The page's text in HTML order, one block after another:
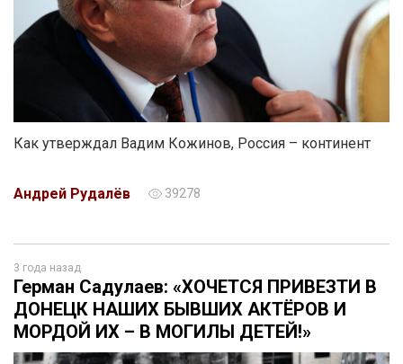
Как утверждал Вадим Кожинов, Россия – континент
Андрей Рудалёв 39278
3 года назад
Герман Садулаев: «ХОЧЕТСЯ ПРИВЕЗТИ В
ДОНЕЦК НАШИХ БЫВШИХ АКТЁРОВ И
МОРДОЙ ИХ – В МОГИЛЫ ДЕТЕЙ!»